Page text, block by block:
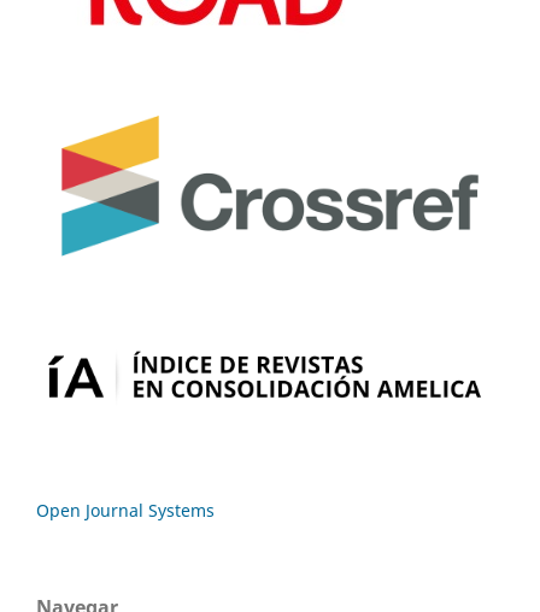
Open Journal Systems